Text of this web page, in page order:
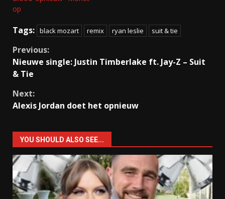
op
Tags: black mozart remix ryan leslie suit & tie
Continue
Reading
Previous:
Nieuwe single: Justin Timberlake ft. Jay-Z – Suit
& Tie
Next:
Alexis Jordan doet het opnieuw
YOU SHOULD ALSO SEE...